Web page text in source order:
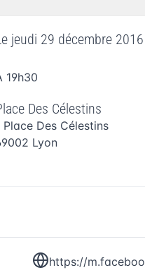
jeudi 29 décembre 2016
19h30
Des Célestins
Place Des Célestins
Lyon